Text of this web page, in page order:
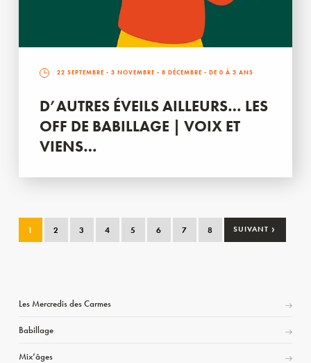
22 SEPTEMBRE - 3 NOVEMBRE - 8 DÉCEMBRE - DE 0 À 3 ANS
D’AUTRES ÉVEILS AILLEURS… LES
OFF DE BABILLAGE | VOIX ET
VIENS…
1 2 3 4 5 6 7 8 SUIVANT ›
Les Mercredis des Carmes
Babillage
Mix’âges